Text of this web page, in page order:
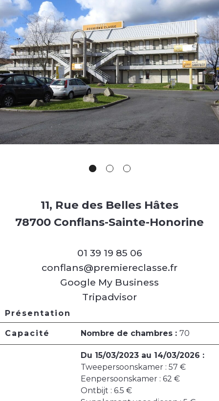
11, Rue des Belles Hâtes
78700 Conflans-Sainte-Honorine
01 39 19 85 06
conflans@premiereclasse.fr
Google My Business
Tripadvisor
Présentation
Capacité Nombre de chambres : 70
Du 15/03/2023 au 14/03/2026 :
Tweepersoonskamer : 57 €
Eenpersoonskamer : 62 €
Ontbijt : 6.5 €